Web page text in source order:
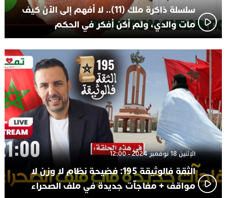
سلسلة ذاكرة ملك (11).. لا أفهم إلى الآن كيف
مات والدي، ولم أكن أفكر في الحكم
الإثنين 18 نوفمبر 2024 - 12:00
الثقة فالوثيقة 195: فضيحة نظام لا وزن لا
مواقف + مفاجآت جديدة في ملف الصحراء